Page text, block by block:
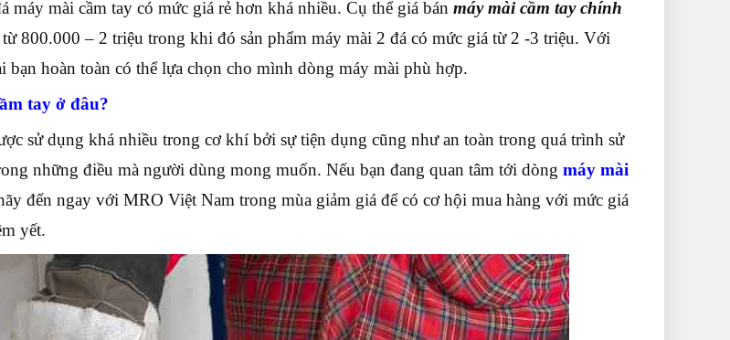
máy mài cầm tay có mức giá rẻ hơn khá nhiều. Cụ thể giá bán máy mài cầm tay chính
800.000 – 2 triệu trong khi đó sản phẩm máy mài 2 đá có mức giá từ 2 -3 triệu. Với
bạn hoàn toàn có thể lựa chọn cho mình dòng máy mài phù hợp.
tay ở đâu?
sử dụng khá nhiều trong cơ khí bởi sự tiện dụng cũng như an toàn trong quá trình sử
những điều mà người dùng mong muốn. Nếu bạn đang quan tâm tới dòng máy mài
đến ngay với MRO Việt Nam trong mùa giảm giá để có cơ hội mua hàng với mức giá
yết.